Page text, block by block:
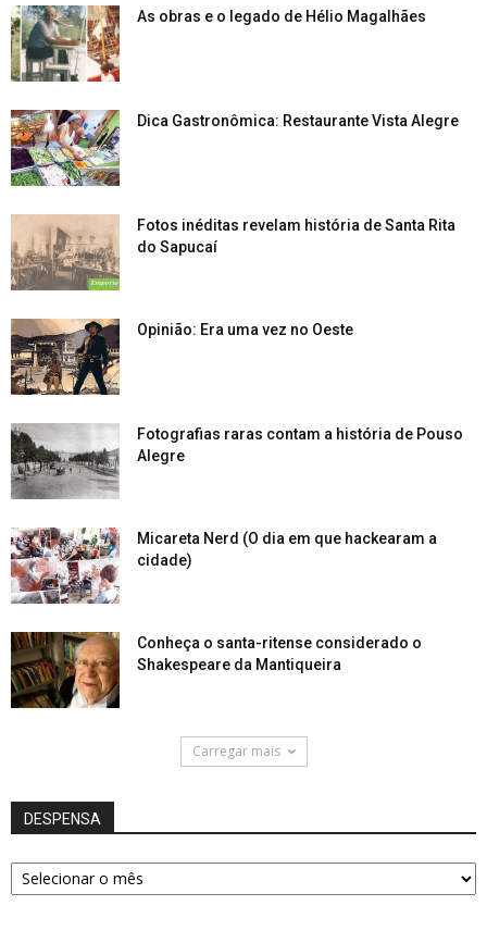
As obras e o legado de Hélio Magalhães
Dica Gastronômica: Restaurante Vista Alegre
Fotos inéditas revelam história de Santa Rita
do Sapucaí
Opinião: Era uma vez no Oeste
Fotografias raras contam a história de Pouso
Alegre
Micareta Nerd (O dia em que hackearam a
cidade)
Conheça o santa-ritense considerado o
Shakespeare da Mantiqueira
Carregar mais
DESPENSA
DESPENSA